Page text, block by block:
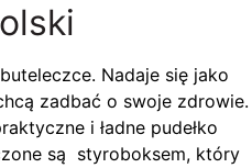
Nadaje się jako
zadbać o swoje zdrowie.
i ładne pudełko
są styroboksem, który